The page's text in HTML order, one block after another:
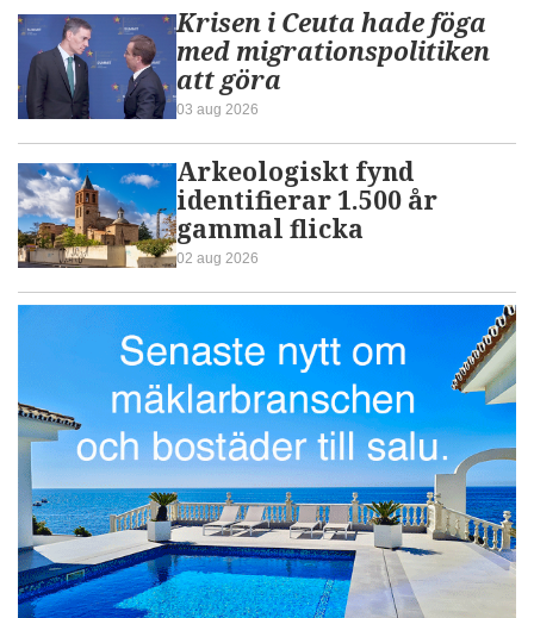
Krisen i Ceuta hade föga
med migrationspolitiken
att göra
03 aug 2026
Arkeologiskt fynd
identifierar 1.500 år
gammal flicka
02 aug 2026